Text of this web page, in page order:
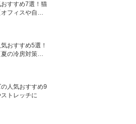
すすめ7選！猫
フィスや自宅
おすすめ5選！
の冷房対策に
人気おすすめ9
トレッチに